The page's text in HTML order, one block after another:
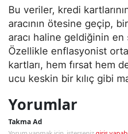
Bu veriler, kredi
aracının ötesine geçip,
aracı haline geldiğinin
Özellikle enflasyonist
kartları, hem fırsat hem
ucu keskin bir kılıç gibi
Yorumlar
Takma Ad